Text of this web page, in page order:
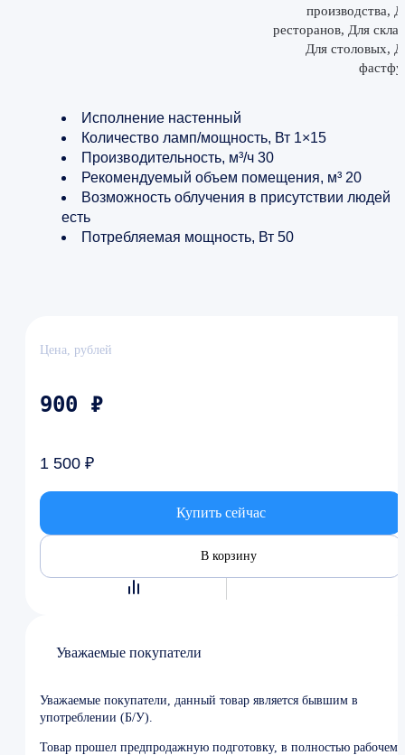
производства,
ресторанов, Для
Для столовых,
Исполнение настенный
Количество ламп/мощность, Вт 1×15
Производительность, м³/ч 30
Рекомендуемый объем помещения, м³ 20
Возможность облучения в присутствии людей
есть
Потребляемая мощность, Вт 50
Цена, рублей
900 ₽
1 500 ₽
Купить сейчас
В корзину
Уважаемые покупатели
Уважаемые покупатели, данный товар является бывшим в
употреблении (Б/У).
Товар прошел предпродажную подготовку, в полностью рабочем